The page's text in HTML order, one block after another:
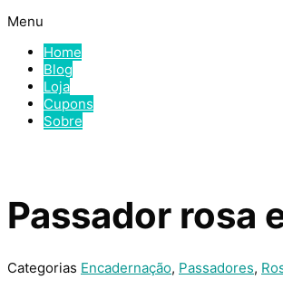
Menu
Home
Blog
Loja
Cupons
Sobre
Passador rosa
Categorias Encadernação, Passadores,